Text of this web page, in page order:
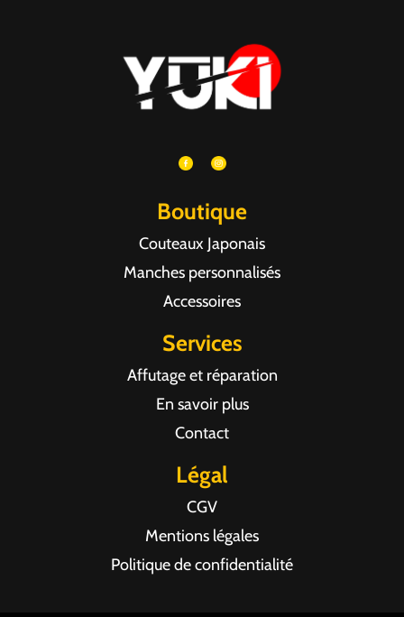
Boutique
Couteaux Japonais
Manches personnalisés
Accessoires
Services
Affutage et réparation
En savoir plus
Contact
Légal
CGV
Mentions légales
Politique de confidentialité